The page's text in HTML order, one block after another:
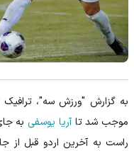
به گزارش "ورزش سه"،
موجب شد تاآریا یوسفی به